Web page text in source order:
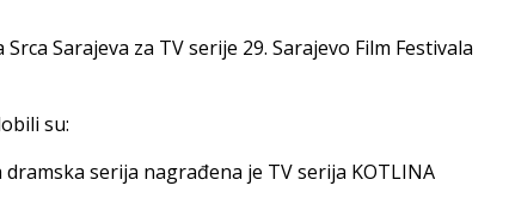
Sarajeva za TV serije 29. Sarajevo Film Festivala
su:
serija nagrađena je TV serija KOTLINA